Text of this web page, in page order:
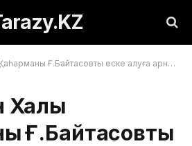
Ғ.Байтасовты еске алуға арналған облыстық жарыс өтті
Ғ.Байтасовты